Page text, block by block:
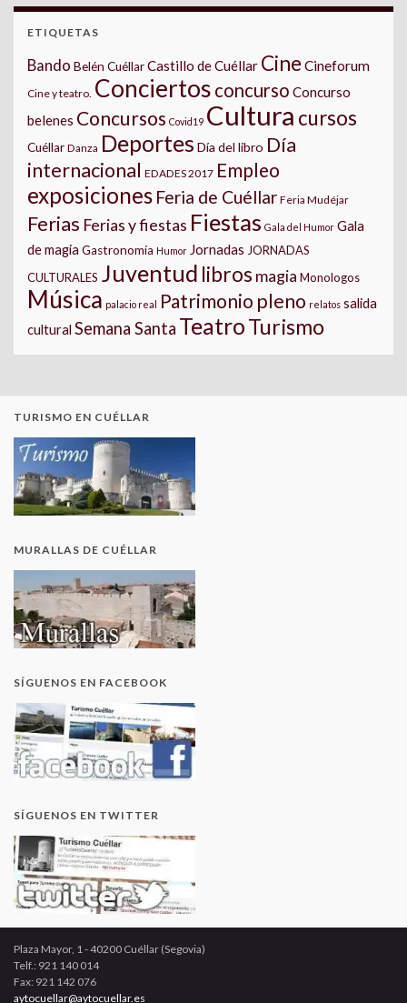
ETIQUETAS
Bando Belén CuéllarCastillo de Cuéllar Cine Cineforum
Cine y teatro. Conciertos concurso Concurso
belenes Concursos Covid19 Cultura cursos
Cuéllar Danza Deportes Día del libro Día
internacional EDADES 2017 Empleo
exposiciones Feria de Cuéllar Feria Mudéjar
Ferias Ferias y fiestas Fiestas Gala del Humor Gala
de magia Gastronomía Humor Jornadas JORNADAS
CULTURALES Juventud libros magia Monologos
Música palacio real Patrimonio pleno relatos salida
cultural Semana Santa TeatroTurismo
TURISMO EN CUÉLLAR
MURALLAS DE CUÉLLAR
SÍGUENOS EN FACEBOOK
SÍGUENOS EN TWITTER
Plaza Mayor, 1 - 40200 Cuéllar (Segovia)
Telf.: 921 140 014
Fax: 921 142 076
aytocuellar@aytocuellar.es